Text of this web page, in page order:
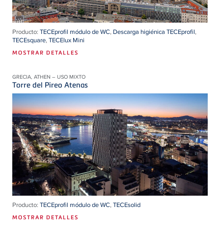
Producto: TECEprofil módulo de WC, Descarga higiénica TECEprofil,
TECEsquare,TECElux Mini
MOSTRAR DETALLES
GRECIA, ATHEN – USO MIXTO
Torre del Pireo Atenas
Producto: TECEprofil módulo de WC,TECEsolid
MOSTRAR DETALLES